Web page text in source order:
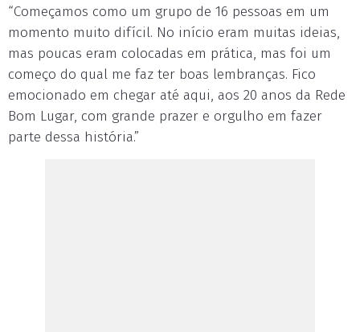
“Começamos como um grupo de 16 pessoas em um
momento muito difícil. No início eram muitas ideias,
mas poucas eram colocadas em prática, mas foi um
começo do qual me faz ter boas lembranças. Fico
emocionado em chegar até aqui, aos 20 anos da Rede
Bom Lugar, com grande prazer e orgulho em fazer
parte dessa história.”